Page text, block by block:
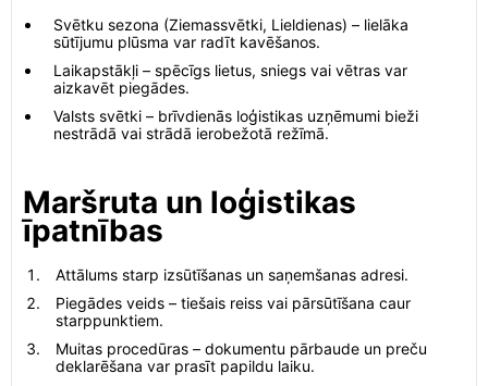
Svētku sezona (Ziemassvētki, Lieldienas) – lielāka
sūtījumu plūsma var radīt kavēšanos.
Laikapstākļi – spēcīgs lietus, sniegs vai vētras var
aizkavēt piegādes.
Valsts svētki – brīvdienās loģistikas uzņēmumi bieži
nestrādā vai strādā ierobežotā režīmā.
Maršruta un loģistikas
īpatnības
Attālums starp izsūtīšanas un saņemšanas adresi.
Piegādes veids – tiešais reiss vai pārsūtīšana caur
starppunktiem.
Muitas procedūras – dokumentu pārbaude un preču
deklarēšana var prasīt papildu laiku.